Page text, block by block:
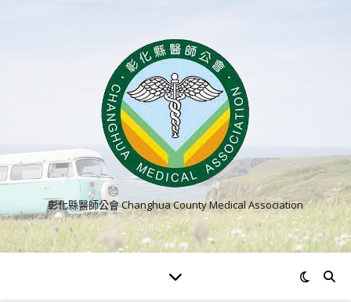
彰化縣醫師公會 Changhua County Medical Association